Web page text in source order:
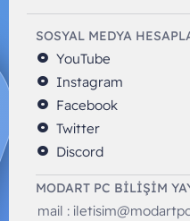
SOSYAL MEDYA
YouTube
Instagram
Facebook
Twitter
Discord
MODART PC BILIŞIM
mail :